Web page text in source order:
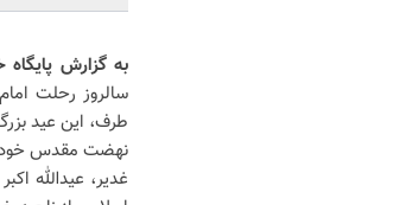
به گزارش پایگاه
سالروز رحلت
طرف، این عید
نهضت مقدس خود،
غدیر، عیدالله